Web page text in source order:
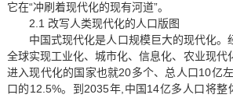
它在“冲刷着现代化的现有河道”。
2.1 改写人类现代化的人口版图
中国式现代化是人口规模巨大的现代化。
全球实现工业化、城市化、信息化、农业现代
进入现代化的国家也就20多个、总人口10亿
口的12.5%。到2035年,中国14亿多人口将整